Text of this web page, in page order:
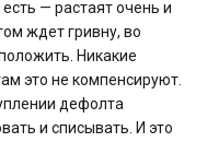
— растаят очень и
ждет гривну, во
Никакие
это не компенсируют.
дефолта
и списывать. И это